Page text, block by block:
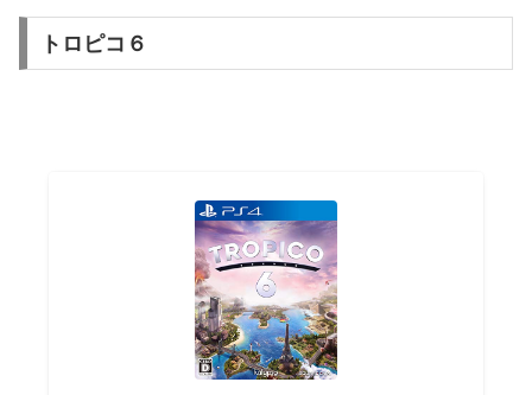
トロピコ６